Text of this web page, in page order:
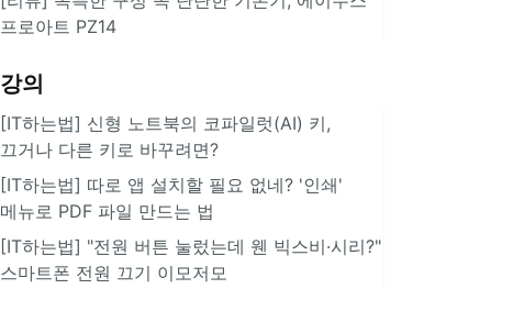
프로아트 PZ14
강의
[IT하는법] 신형 노트북의 코파일럿(AI) 키,
끄거나 다른 키로 바꾸려면?
[IT하는법] 따로 앱 설치할 필요 없네? '인쇄'
메뉴로 PDF 파일 만드는 법
[IT하는법] "전원 버튼 눌렀는데 웬 빅스비·시리?"
스마트폰 전원 끄기 이모저모